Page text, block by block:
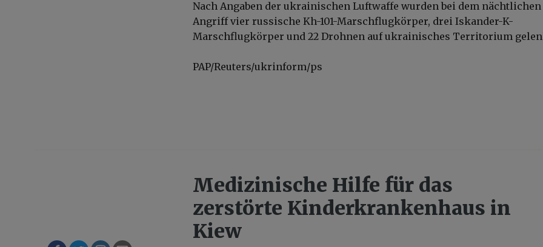
Nach Angaben der ukrainischen Luftwaffe wurden bei dem nächtlichen
Angriff vier russische Kh-101-Marschflugkörper, drei Iskander-K-
Marschflugkörper und 22 Drohnen auf ukrainisches Territorium
PAP/Reuters/ukrinform/ps
Medizinische Hilfe für das
zerstörte Kinderkrankenhaus in
Kiew